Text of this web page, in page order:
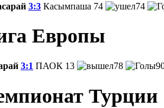
3:3 Касымпаша 74 74
Европы
3:1 ПАОК 13 78
Турции